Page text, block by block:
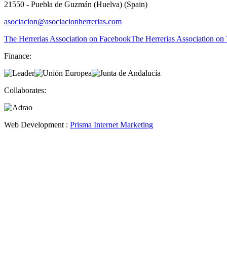
21550 - Puebla de Guzmán (Huelva) (Spain)
asociacion@asociacionherrerias.com
The Herrerias Association on FacebookThe Herrerias Association on
Finance:
Collaborates:
Web Development : Prisma Internet Marketing